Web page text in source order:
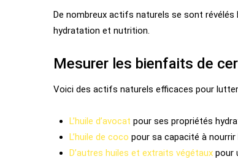
De nombreux actifs naturels se sont
hydratation et nutrition.
Mesurer les bienfaits de
Voici des actifs naturels efficaces pour lutter
L’huile d’avocat pour ses propriétés
L’huile de coco pour sa capacité à
D’autres huiles et extraits végétaux pour